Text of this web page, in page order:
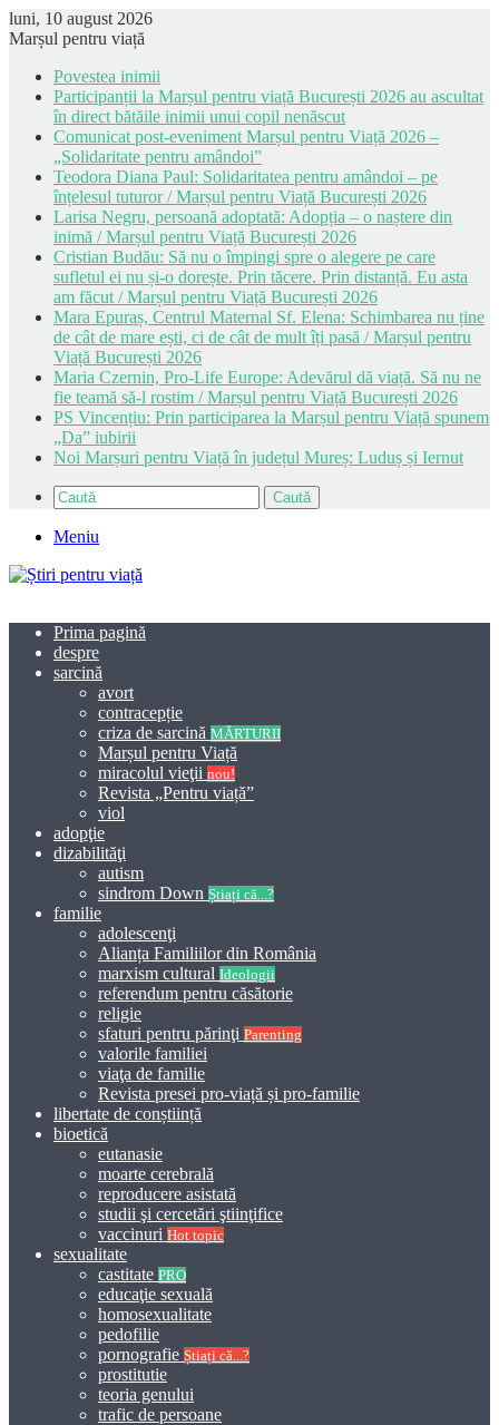
luni, 10 august 2026
Marșul pentru viață
Povestea inimii
Participanții la Marșul pentru viață București 2026 au ascultat
în direct bătăile inimii unui copil nenăscut
Comunicat post-eveniment Marșul pentru Viață 2026 –
„Solidaritate pentru amândoi”
Teodora Diana Paul: Solidaritatea pentru amândoi – pe
înțelesul tuturor / Marșul pentru Viață București 2026
Larisa Negru, persoană adoptată: Adopția – o naștere din
inimă / Marșul pentru Viață București 2026
Cristian Budău: Să nu o împingi spre o alegere pe care
sufletul ei nu și-o dorește. Prin tăcere. Prin distanță. Eu asta
am făcut / Marșul pentru Viață București 2026
Mara Epuraș, Centrul Maternal Sf. Elena: Schimbarea nu ține
de cât de mare ești, ci de cât de mult îți pasă / Marșul pentru
Viață București 2026
Maria Czernin, Pro-Life Europe: Adevărul dă viață. Să nu ne
fie teamă să-l rostim / Marșul pentru Viață București 2026
PS Vincențiu: Prin participarea la Marșul pentru Viață spunem
„Da” iubirii
Noi Marșuri pentru Viață în județul Mureș: Luduș și Iernut
Caută
Meniu
Prima pagină
despre
sarcină
avort
contracepție
criza de sarcină MĂRTURII
Marșul pentru Viață
miracolul vieţii nou!
Revista „Pentru viață”
viol
adopţie
dizabilităţi
autism
sindrom Down Știați că...?
familie
adolescenţi
Alianța Familiilor din România
marxism cultural Ideologii
referendum pentru căsătorie
religie
sfaturi pentru părinţi Parenting
valorile familiei
viaţa de familie
Revista presei pro-viață și pro-familie
libertate de conștiință
bioetică
eutanasie
moarte cerebrală
reproducere asistată
studii şi cercetări ştiinţifice
vaccinuri Hot topic
sexualitate
castitate PRO
educaţie sexuală
homosexualitate
pedofilie
pornografie Știați că...?
prostitutie
teoria genului
trafic de persoane